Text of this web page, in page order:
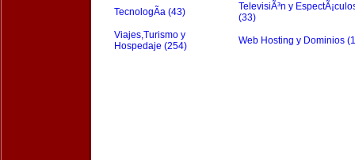
TecnologÃ­a (43)
TelevisiÃ³n y
(33)
Viajes,Turismo y
Hospedaje (254)
Web Hosting y Dominios